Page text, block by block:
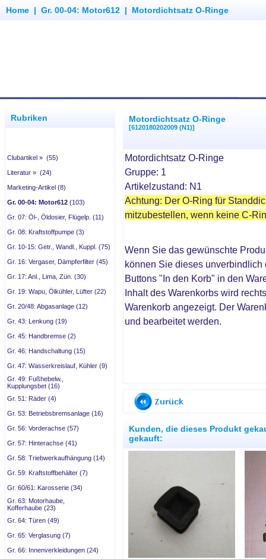
Home | Gr. 00-04: Motor612 | Motordichtsatz O-Ringe
Rubriken
Clubartikel » (55)
Literatur » (24)
Marketing-Artikel (8)
Gr. 00-04: Motor612 (103)
Gr. 07: Öl-, Öldosier, Flügelp. (11)
Gr. 08: Kraftstoffpumpe (3)
Gr. 10-15: Getr., Wandl., Kuppl. (75)
Gr. 16: Vergaser, Dämpferfilter (45)
Gr. 17: Anl., Lima, Zün. (30)
Gr. 19: Wapu, Ölkühler, Lüfter (22)
Gr. 20/48: Abgasanlage (12)
Gr. 43: Lenkung (19)
Gr. 45: Handbremse (2)
Gr. 46: Handschaltung (15)
Gr. 47: Wasserkreislauf, Kühler (9)
Gr. 49: Fußhebelw.,
Kupplungsbet (16)
Gr. 51: Räder (4)
Gr. 53: Betriebsbremsanlage (16)
Gr. 56: Vorderachse (57)
Gr. 57: Hinterachse (41)
Gr. 58: Triebwerkaufhängung (14)
Gr. 59: Kraftstoffbehälter (7)
Gr. 60/61: Karosserie (34)
Gr. 63: Motorhaube,
Kofferhaube (23)
Gr. 64: Türen (49)
Gr. 65: Verglasung (7)
Gr. 66: Innenverkleidungen (24)
Motordichtsatz O-Ringe
[6120180202009 (N1)]
Motordichtsatz O-Ringe
Gruppe: 1
Artikelzustand: N1
Achtung: Der O-Ring für
mitzubestellen, wenn keine C-
Wenn Sie das gewünschte
können Sie dieses unverbindlich
Buttons "In den Korb" in den
Inhalt des Warenkorbs wird
Warenkorb angezeigt. Der
und bearbeitet werden.
Kunden, die dieses Produkt
gekauft: